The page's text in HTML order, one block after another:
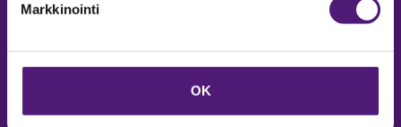
Markkinointi
OK
Vastuullisuus
Ympäristöohjelma
Avoimet työpaikat